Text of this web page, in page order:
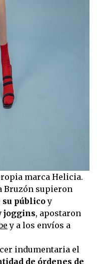
marca Helicia.
Bruzón supieron
su públicoy
joggins, apostaron
y a los envíos a
indumentaria el
de órdenes de